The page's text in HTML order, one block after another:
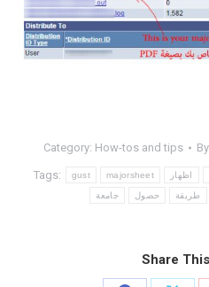
Category: How-tos and tips By
Tags: gust majorsheet اظهار
جامعة حصول طريقة
Share